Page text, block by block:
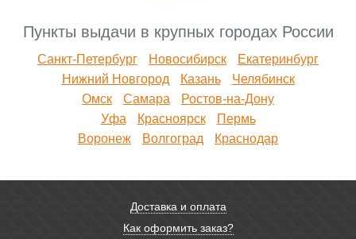
«Урал»
аккумуляторный
опрыскиватель
«Умница ОЭ-8л-
Пункты выдачи в крупных городах России
Санкт-Петербург Новосибирск
Екатеринбург
Нижний Новгород
Казань
Челябинск
Омск
Самара
Ростов-на-Дону
Уфа
Красноярск
Пермь
Воронеж
Волгоград Краснодар
Доставка и оплата
Как оформить заказ?